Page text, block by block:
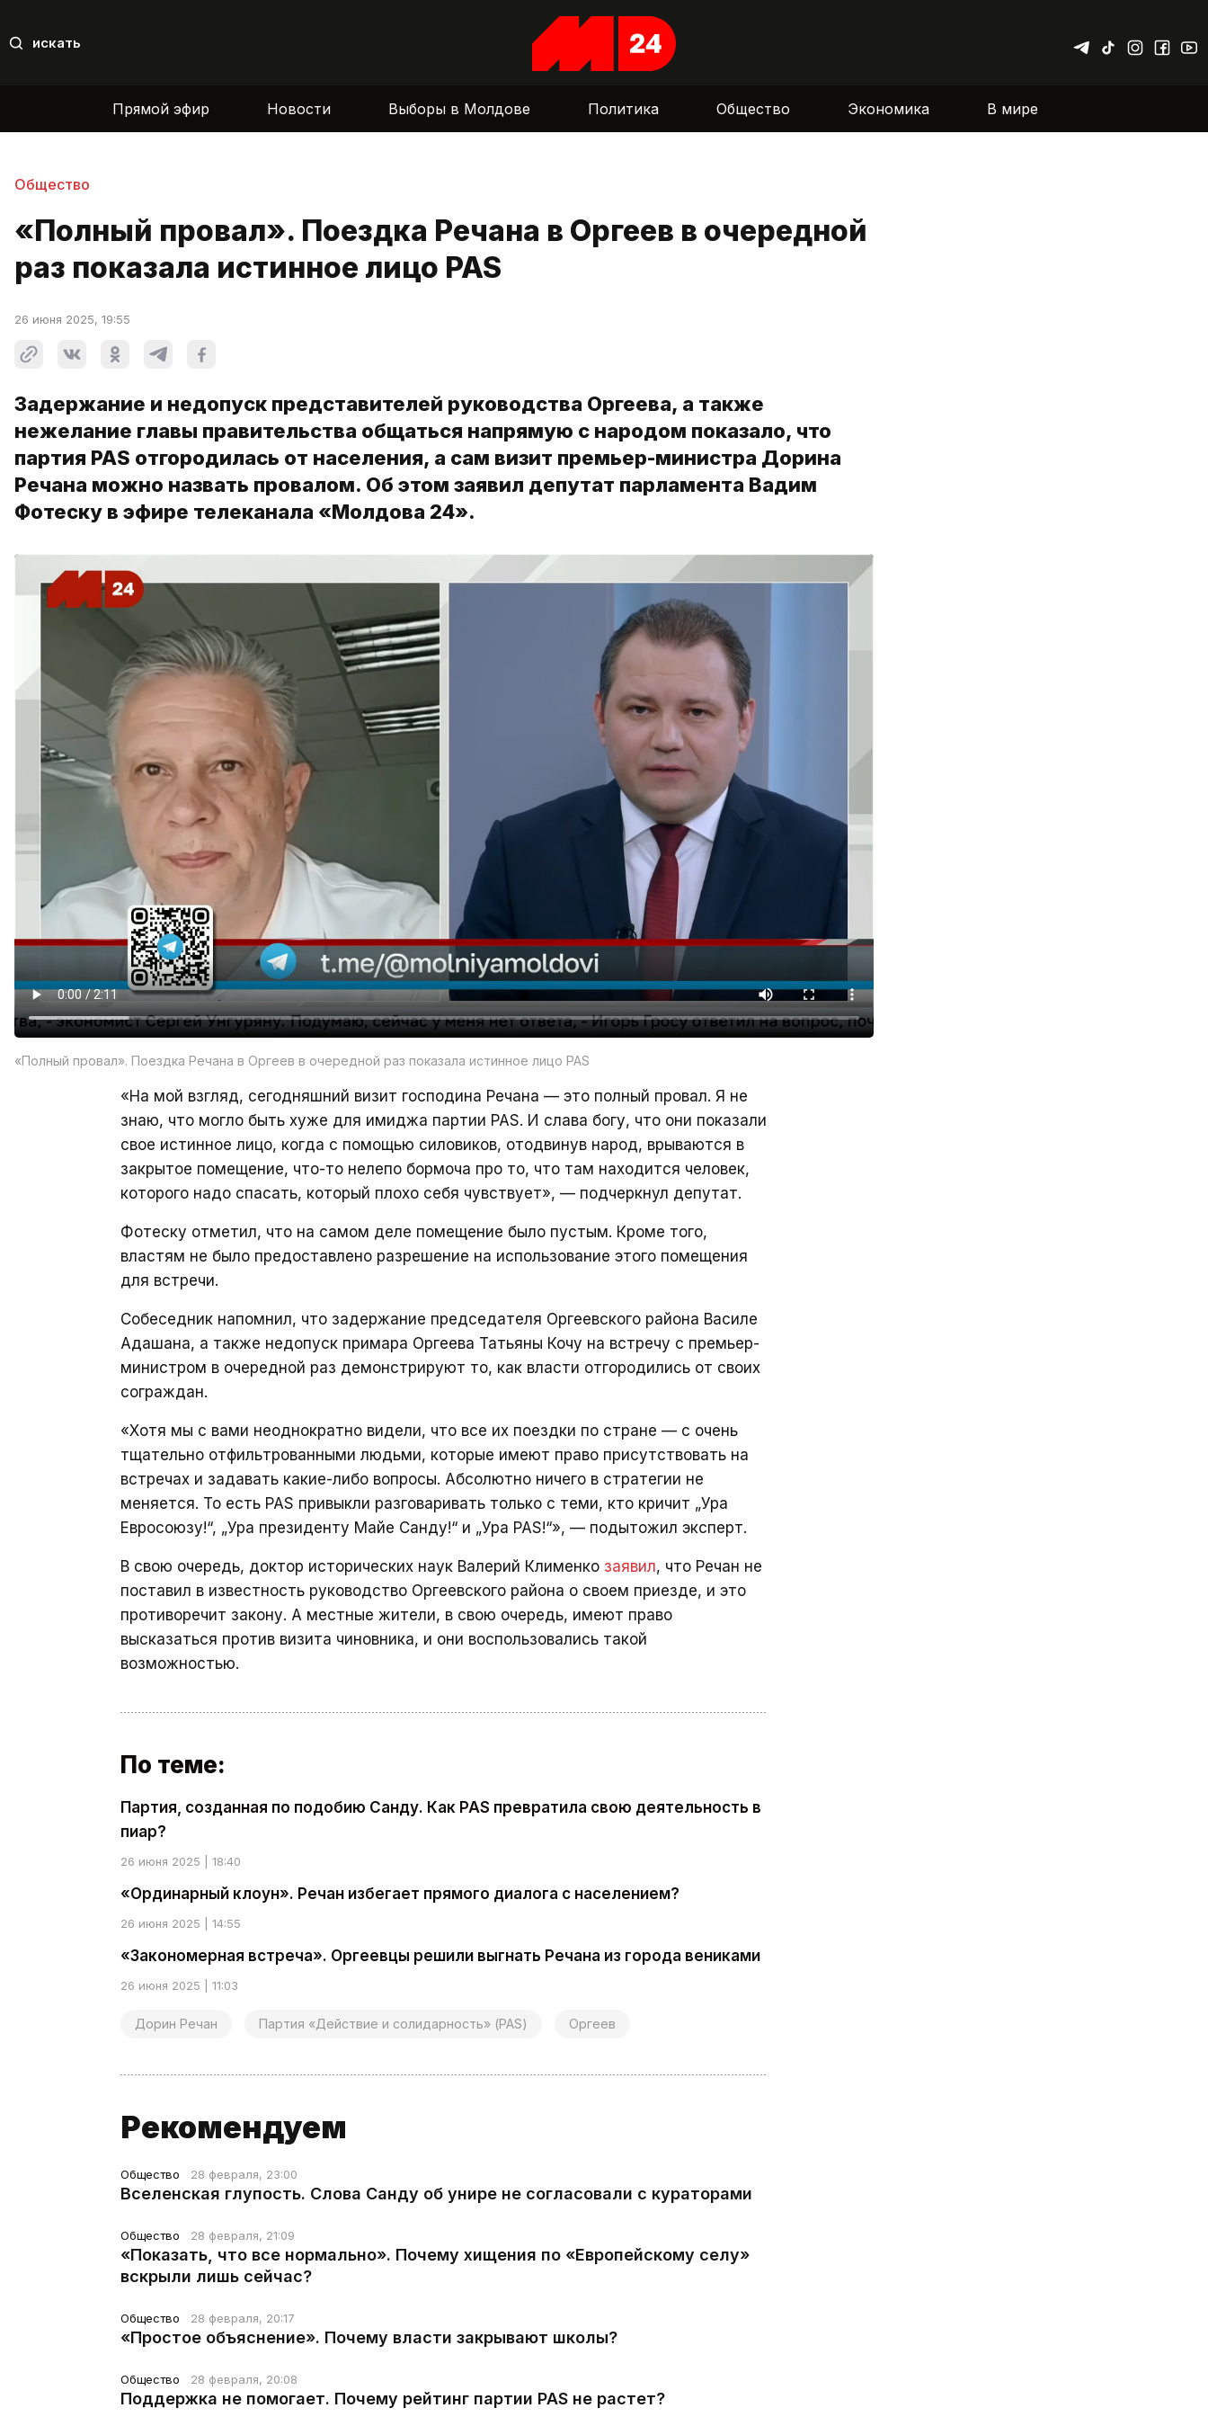
искать
Прямой эфир Новости Выборы в Молдове Политика Общество Экономика В мире
Общество
«Полный провал». Поездка Речана в Оргеев в очередной
раз показала истинное лицо PAS
26 июня 2025, 19:55
Задержание и недопуск представителей руководства Оргеева, а также
нежелание главы правительства общаться напрямую с народом показало, что
партия PAS отгородилась от населения, а сам визит премьер-министра Дорина
Речана можно назвать провалом. Об этом заявил депутат парламента Вадим
Фотеску в эфире телеканала «Молдова 24».
«Полный провал». Поездка Речана в Оргеев в очередной раз показала истинное лицо PAS
«На мой взгляд, сегодняшний визит господина Речана — это полный провал. Я не
знаю, что могло быть хуже для имиджа партии PAS. И слава богу, что они показали
свое истинное лицо, когда с помощью силовиков, отодвинув народ, врываются в
закрытое помещение, что-то нелепо бормоча про то, что там находится человек,
которого надо спасать, который плохо себя чувствует», — подчеркнул депутат.
Фотеску отметил, что на самом деле помещение было пустым. Кроме того,
властям не было предоставлено разрешение на использование этого помещения
для встречи.
Собеседник напомнил, что задержание председателя Оргеевского района Василе
Адашана, а также недопуск примара Оргеева Татьяны Кочу на встречу с премьер-
министром в очередной раз демонстрируют то, как власти отгородились от своих
сограждан.
«Хотя мы с вами неоднократно видели, что все их поездки по стране — с очень
тщательно отфильтрованными людьми, которые имеют право присутствовать на
встречах и задавать какие-либо вопросы. Абсолютно ничего в стратегии не
меняется. То есть PAS привыкли разговаривать только с теми, кто кричит „Ура
Евросоюзу!“, „Ура президенту Майе Санду!“ и „Ура PAS!“», — подытожил эксперт.
В свою очередь, доктор исторических наук Валерий Клименко заявил, что Речан не
поставил в известность руководство Оргеевского района о своем приезде, и это
противоречит закону. А местные жители, в свою очередь, имеют право
высказаться против визита чиновника, и они воспользовались такой
возможностью.
По теме:
Партия, созданная по подобию Санду. Как PAS превратила свою деятельность в
пиар?
26 июня 2025 | 18:40
«Ординарный клоун». Речан избегает прямого диалога с населением?
26 июня 2025 | 14:55
«Закономерная встреча». Оргеевцы решили выгнать Речана из города вениками
26 июня 2025 | 11:03
Дорин Речан Партия «Действие и солидарность» (PAS) Оргеев
Рекомендуем
Общество 28 февраля, 23:00
Вселенская глупость. Слова Санду об унире не согласовали с кураторами
Общество 28 февраля, 21:09
«Показать, что все нормально». Почему хищения по «Европейскому селу»
вскрыли лишь сейчас?
Общество 28 февраля, 20:17
«Простое объяснение». Почему власти закрывают школы?
Общество 28 февраля, 20:08
Поддержка не помогает. Почему рейтинг партии PAS не растет?